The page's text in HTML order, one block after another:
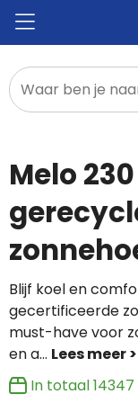
Promotietextiel
Sportkleding
Melo
Blijf koel en
gecertificeerde
must-have voor
en a...
In totaal14347